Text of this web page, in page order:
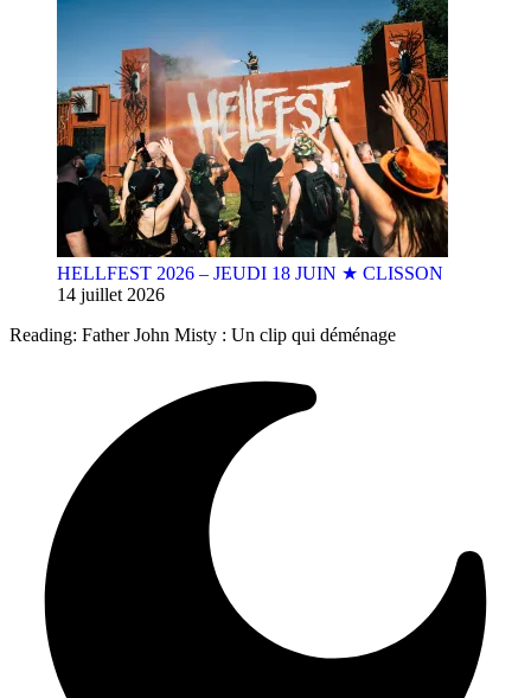
HELLFEST 2026 – JEUDI 18 JUIN ★ CLISSON
14 juillet 2026
Reading: Father John Misty : Un clip qui déménage